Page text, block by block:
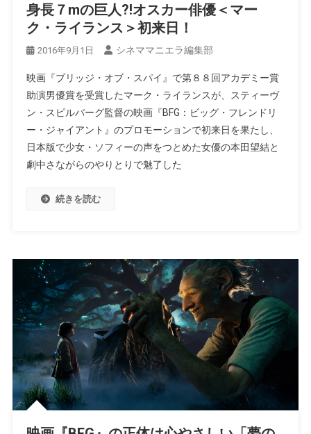
身長７mの巨人?!オスカー俳優＜マー
ク・ライランス＞初来日！
2016年9月1日 シネママニエラ編集部
映画『ブリッジ・オブ・スパイ』で第８８回アカデミー賞
助演男優賞を受賞したマーク・ライランスが、スティーヴ
ン・スピルバーグ監督の映画『BFG：ビッグ・フレンドリ
ー・ジャイアント』のプロモーションで初来日を果たし、
日本版で少女・ソフィーの声をつとめた女優の本田望結と
劇中さながらのやりとりで魅了した
続きを読む